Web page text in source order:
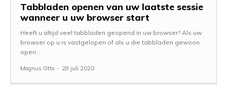
Tabbladen openen van uw laatste sessie
wanneer u uw browser start
Heeft u altijd veel tabbladen geopend in uw browser? Als uw
browser op u is vastgelopen of als u die tabbladen gewoon
open...
Magnus Otto - 28 juli 2020